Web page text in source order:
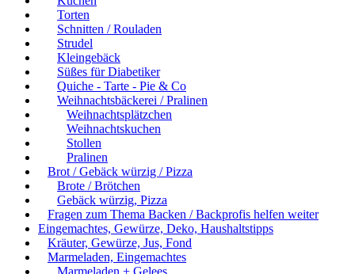
Torten
Schnitten / Rouladen
Strudel
Kleingebäck
Süßes für Diabetiker
Quiche - Tarte - Pie & Co
Weihnachtsbäckerei / Pralinen
Weihnachtsplätzchen
Weihnachtskuchen
Stollen
Pralinen
Brot / Gebäck würzig / Pizza
Brote / Brötchen
Gebäck würzig, Pizza
Fragen zum Thema Backen / Backprofis helfen weiter
Eingemachtes, Gewürze, Deko, Haushaltstipps
Kräuter, Gewürze, Jus, Fond
Marmeladen, Eingemachtes